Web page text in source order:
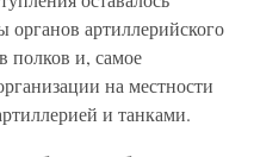
органов артиллерийского
полков и, самое
на местности
и танками.